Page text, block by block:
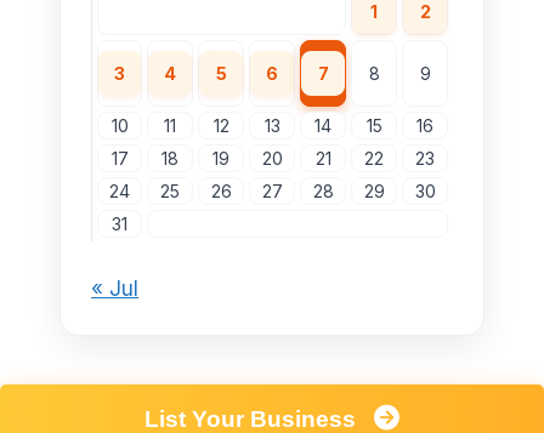
1 2
3 4 5 6 7 8 9
10 11 12 13 14 15
16
17
18 19 20 21 22
23
24
25 26 27 28 29
30
31
« Jul
List Your Business